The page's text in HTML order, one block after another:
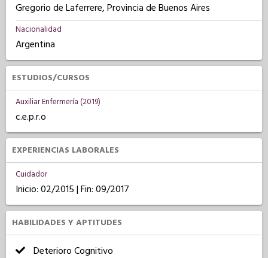
Gregorio de Laferrere, Provincia de Buenos Aires
Nacionalidad
Argentina
ESTUDIOS/CURSOS
Auxiliar Enfermería (2019)
c.e.p.r.o
EXPERIENCIAS LABORALES
Cuidador
Inicio: 02/2015 | Fin: 09/2017
HABILIDADES Y APTITUDES
Deterioro Cognitivo